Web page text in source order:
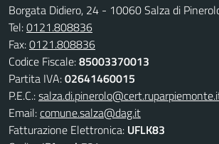
Borgata Didiero, 24 - 10060 Salza di
Tel:0121.808836
Fax:0121.808836
Codice Fiscale:85003370013
Partita IVA:02641460015
P.E.C.:
Email:comune.salza@dag.it
Fatturazione Elettronica: UFLK83